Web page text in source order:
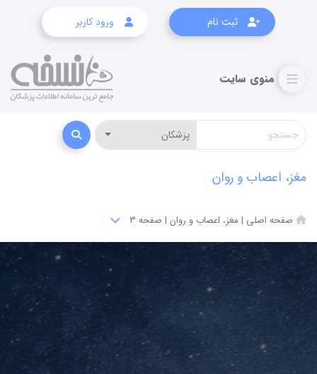
ثبت نام ورود کاربر
مغز، اعصاب و روان
صفحه اصلی | مغز، اعصاب و روان | صفحه 3